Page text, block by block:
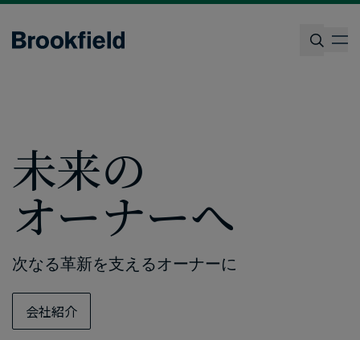
Skip
to
main
未来の​
オーナーへ
次なる​革新を​支える​オーナーに
会社紹介